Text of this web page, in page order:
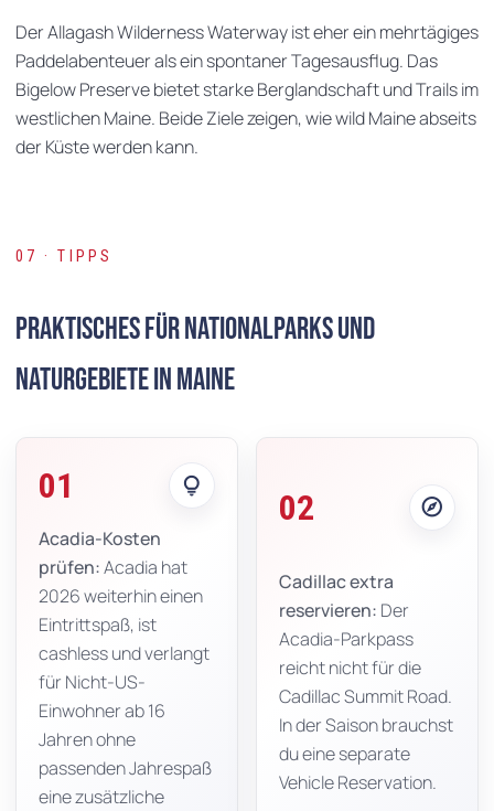
Der Allagash Wilderness Waterway ist eher ein mehrtägiges
Paddelabenteuer als ein spontaner Tagesausflug. Das
Bigelow Preserve bietet starke Berglandschaft und Trails im
westlichen Maine. Beide Ziele zeigen, wie wild Maine abseits
der Küste werden kann.
07 · TIPPS
Praktisches für Nationalparks und
Naturgebiete in Maine
01 lightbulb
Acadia-Kosten
prüfen:Acadia hat
2026 weiterhin einen
Eintrittspaß, ist
cashless und verlangt
für Nicht-US-
Einwohner ab 16
Jahren ohne
passenden Jahrespaß
eine zusätzliche
02 explore
Cadillac extra
reservieren: Der
Acadia-Parkpass
reicht nicht für die
Cadillac Summit Road.
In der Saison brauchst
du eine separate
Vehicle Reservation.